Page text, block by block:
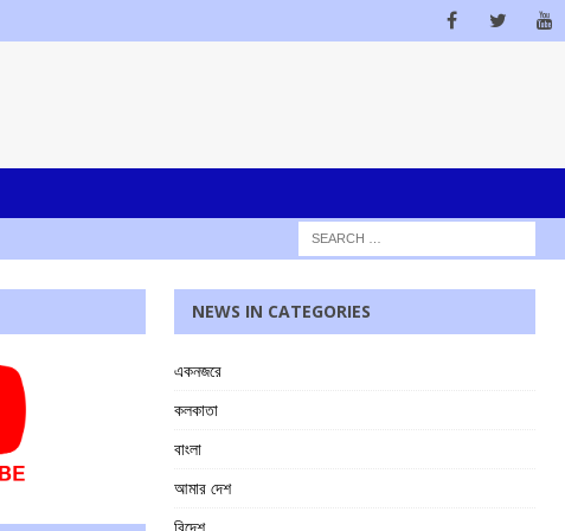
NEWS IN CATEGORIES
একনজরে
কলকাতা
বাংলা
আমার দেশ